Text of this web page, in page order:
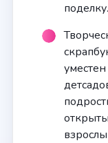
поделку.